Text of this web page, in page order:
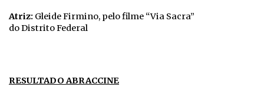
Atriz: Gleide Firmino, pelo filme “Via Sacra”
do Distrito Federal
RESULTADO ABRACCINE